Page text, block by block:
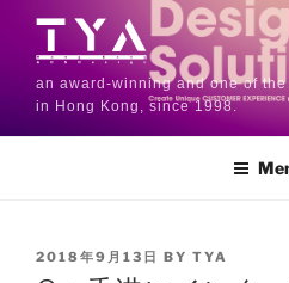
an award-winning and one of
in Hong Kong, since 1998.
2018年9月13日 BY TYA